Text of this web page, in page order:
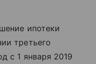
ипотеки
третьего
с 1 января 2019